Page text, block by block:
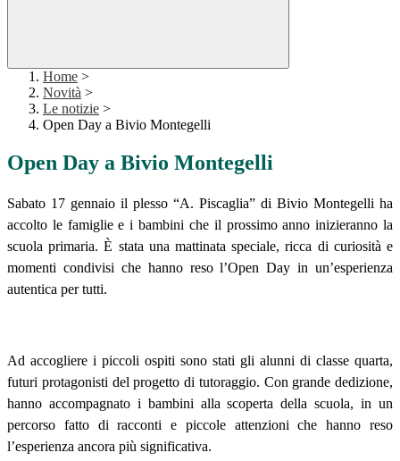
Home >
Novità >
Le notizie >
Open Day a Bivio Montegelli
Open Day a Bivio Montegelli
Sabato 17 gennaio il plesso “A. Piscaglia” di Bivio Montegelli ha
accolto le famiglie e i bambini che il prossimo anno inizieranno la
scuola primaria. È stata una mattinata speciale, ricca di curiosità e
momenti condivisi che hanno reso l’Open Day in un’esperienza
autentica per tutti.
Ad accogliere i piccoli ospiti sono stati gli alunni di classe quarta,
futuri protagonisti del progetto di tutoraggio. Con grande dedizione,
hanno accompagnato i bambini alla scoperta della scuola, in un
percorso fatto di racconti e piccole attenzioni che hanno reso
l’esperienza ancora più significativa.